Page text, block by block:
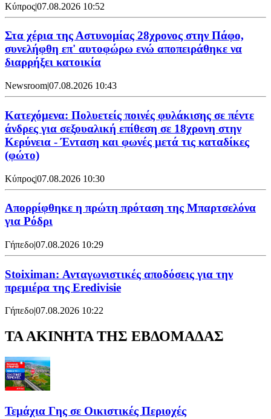
Κύπρος|07.08.2026 10:52
Στα χέρια της Αστυνομίας 28χρονος στην Πάφο,
συνελήφθη επ' αυτοφώρω ενώ αποπειράθηκε να
διαρρήξει κατοικία
Newsroom|07.08.2026 10:43
Κατεχόμενα: Πολυετείς ποινές φυλάκισης σε πέντε
άνδρες για σεξουαλική επίθεση σε 18χρονη στην
Κερύνεια - Ένταση και φωνές μετά τις καταδίκες
(φώτο)
Κύπρος|07.08.2026 10:30
Απορρίφθηκε η πρώτη πρόταση της Μπαρτσελόνα
για Ρόδρι
Γήπεδο|07.08.2026 10:29
Stoiximan: Ανταγωνιστικές αποδόσεις για την
πρεμιέρα της Eredivisie
Γήπεδο|07.08.2026 10:22
ΤΑ ΑΚΙΝΗΤΑ ΤΗΣ ΕΒΔΟΜΑΔΑΣ
Τεμάχια Γης σε Οικιστικές Περιοχές